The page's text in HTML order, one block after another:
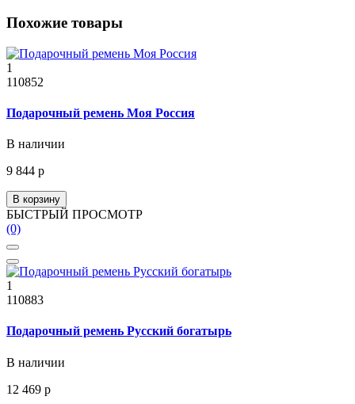
Похожие товары
1
110852
Подарочный ремень Моя Россия
В наличии
9 844 р
В корзину
БЫСТРЫЙ ПРОСМОТР
(0)
1
110883
Подарочный ремень Русский богатырь
В наличии
12 469 р